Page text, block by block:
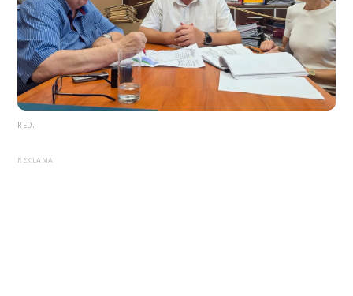
RED.
REKLAMA